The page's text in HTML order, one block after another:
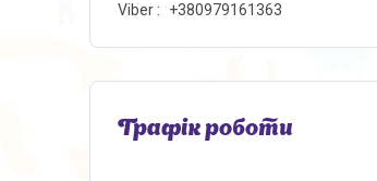
Viber +380979161363
Графік роботи